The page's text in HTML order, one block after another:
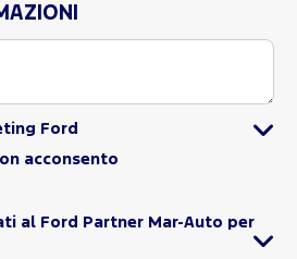
Ford
acconsento
al Ford Partner Mar-Auto per